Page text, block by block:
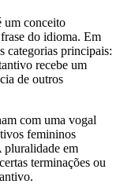
um conceito
do idioma. Em
categorias principais:
recebe um
de outros
com uma vogal
femininos
pluralidade em
terminações ou